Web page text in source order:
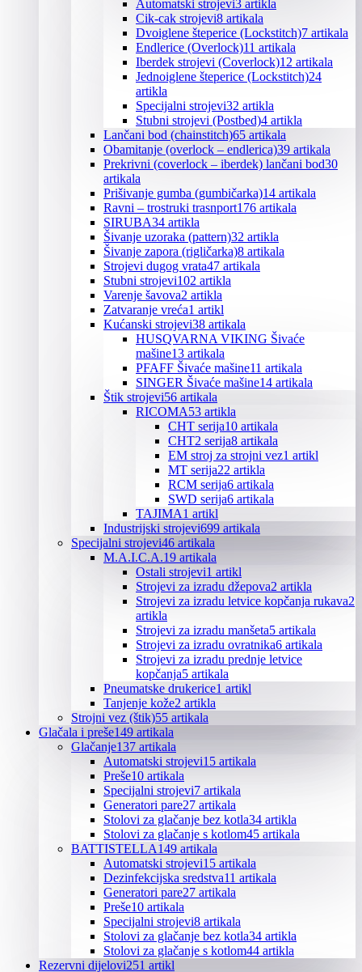
Automatski strojevi3 artikla
Cik-cak strojevi8 artikala
Dvoiglene šteperice (Lockstitch)7 artikala
Endlerice (Overlock)11 artikala
Iberdek strojevi (Coverlock)12 artikala
Jednoiglene šteperice (Lockstitch)24
artikla
Specijalni strojevi32 artikla
Stubni strojevi (Postbed)4 artikla
Lančani bod (chainstitch)65 artikala
Obamitanje (overlock – endlerica)39 artikala
Prekrivni (coverlock – iberdek) lančani bod30
artikala
Prišivanje gumba (gumbičarka)14 artikala
Ravni – trostruki trasnport176 artikala
SIRUBA34 artikla
Šivanje uzoraka (pattern)32 artikla
Šivanje zapora (rigličarka)8 artikala
Strojevi dugog vrata47 artikala
Stubni strojevi102 artikla
Varenje šavova2 artikla
Zatvaranje vreća1 artikl
Kućanski strojevi38 artikala
HUSQVARNA VIKING Šivaće
mašine13 artikala
PFAFF Šivaće mašine11 artikala
SINGER Šivaće mašine14 artikala
Štik strojevi56 artikala
RICOMA53 artikla
CHT serija10 artikala
CHT2 serija8 artikala
EM stroj za strojni vez1 artikl
MT serija22 artikla
RCM serija6 artikala
SWD serija6 artikala
TAJIMA1 artikl
Industrijski strojevi699 artikala
Specijalni strojevi46 artikala
M.A.I.C.A.19 artikala
Ostali strojevi1 artikl
Strojevi za izradu džepova2 artikla
Strojevi za izradu letvice kopčanja rukava2
artikla
Strojevi za izradu manšeta5 artikala
Strojevi za izradu ovratnika6 artikala
Strojevi za izradu prednje letvice
kopčanja5 artikala
Pneumatske drukerice1 artikl
Tanjenje kože2 artikla
Strojni vez (štik)55 artikala
Glačala i preše149 artikala
Glačanje137 artikala
Automatski strojevi15 artikala
Preše10 artikala
Specijalni strojevi7 artikala
Generatori pare27 artikala
Stolovi za glačanje bez kotla34 artikla
Stolovi za glačanje s kotlom45 artikala
BATTISTELLA149 artikala
Automatski strojevi15 artikala
Dezinfekcijska sredstva11 artikala
Generatori pare27 artikala
Preše10 artikala
Specijalni strojevi8 artikala
Stolovi za glačanje bez kotla34 artikla
Stolovi za glačanje s kotlom44 artikla
Rezervni dijelovi251 artikl